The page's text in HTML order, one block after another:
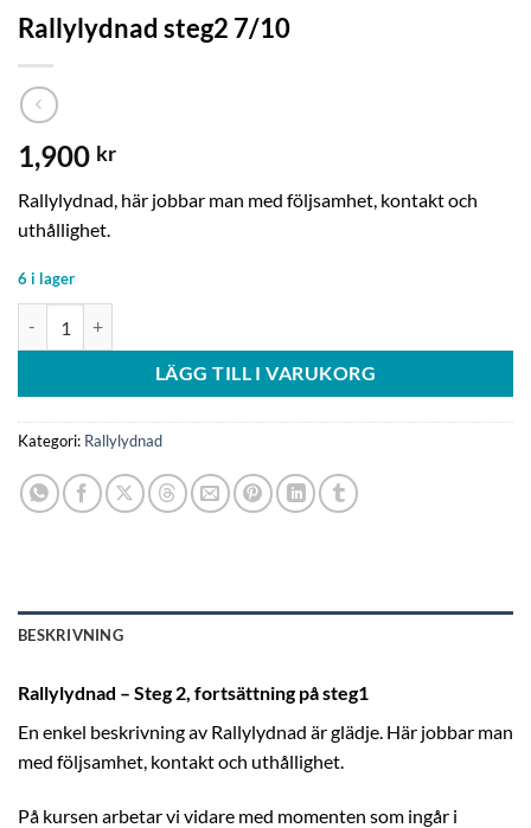
Rallylydnad steg2 7/10
1,900 kr
Rallylydnad, här jobbar man med följsamhet, kontakt och
uthållighet.
6 i lager
LÄGG TILL I VARUKORG
Kategori: Rallylydnad
BESKRIVNING
Rallylydnad – Steg 2, fortsättning på steg1
En enkel beskrivning av Rallylydnad är glädje. Här jobbar man
med följsamhet, kontakt och uthållighet.
På kursen arbetar vi vidare med momenten som ingår i